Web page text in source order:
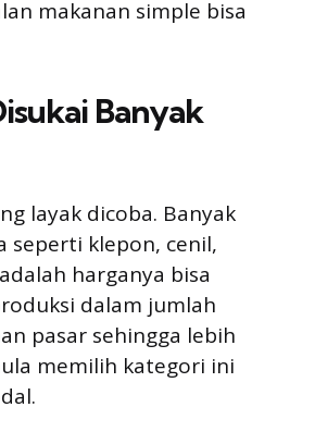
makanan simple bisa
Banyak
layak dicoba. Banyak
seperti klepon, cenil,
harganya bisa
dalam jumlah
pasar sehingga lebih
memilih kategori ini